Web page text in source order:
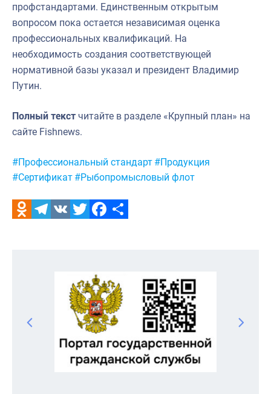
профстандартами. Единственным открытым
вопросом пока остается независимая оценка
профессиональных квалификаций. На
необходимость создания соответствующей
нормативной базы указал и президент Владимир
Путин.
Полный текст читайте в разделе «Крупный план» на
сайте Fishnews.
Метки:
#Профессиональный стандарт #Продукция
#Сертификат #Рыбопромысловый флот